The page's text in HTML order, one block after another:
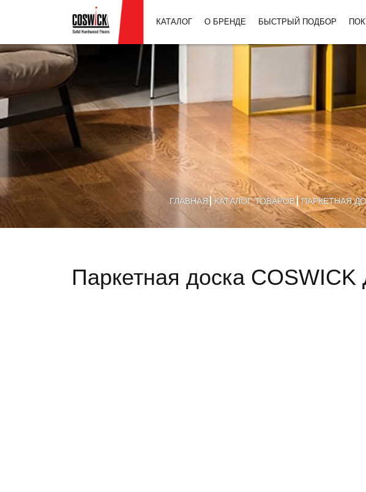
КАТАЛОГ О БРЕНДЕ БЫСТРЫЙ ПОДБОР
ГЛАВНАЯ КАТАЛОГ ТОВАРОВ ПАРКЕТНАЯ
Паркетная доска